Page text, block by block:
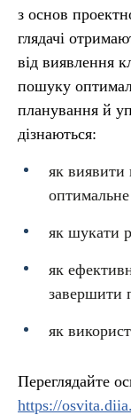
з основ
глядачі
від виявлення
пошуку
планування й
дізнаються:
як виявити
як шукати
як
завершити
як
Переглядайте
https://